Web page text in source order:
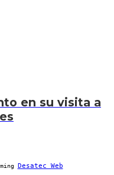
en su visita a
Desatec Web